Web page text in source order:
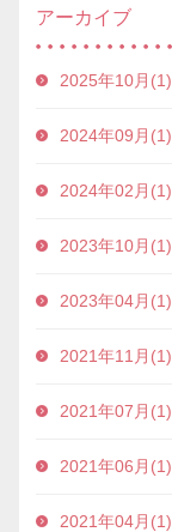
アーカイブ
2025年10月(1)
2024年09月(1)
2024年02月(1)
2023年10月(1)
2023年04月(1)
2021年11月(1)
2021年07月(1)
2021年06月(1)
2021年04月(1)